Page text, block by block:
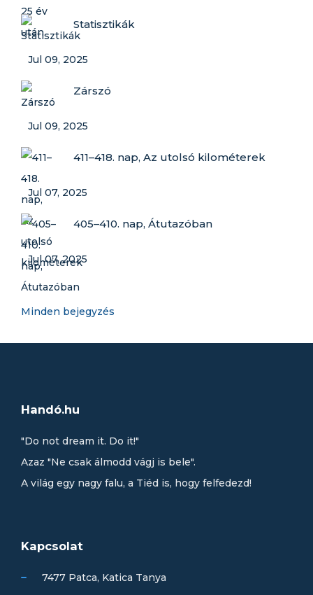
Statisztikák
Jul 09, 2025
Zárszó
Jul 09, 2025
411–418. nap, Az utolsó kilométerek
Jul 07, 2025
405–410. nap, Átutazóban
Jul 07, 2025
Minden bejegyzés
Handó.hu
"Do not dream it. Do it!"
Azaz "Ne csak álmodd vágj is bele".
A világ egy nagy falu, a Tiéd is, hogy felfedezd!
Kapcsolat
7477 Patca, Katica Tanya